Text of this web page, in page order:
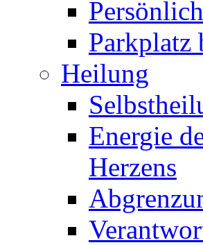
Parkplatz
Heilung
Energie
Herzens